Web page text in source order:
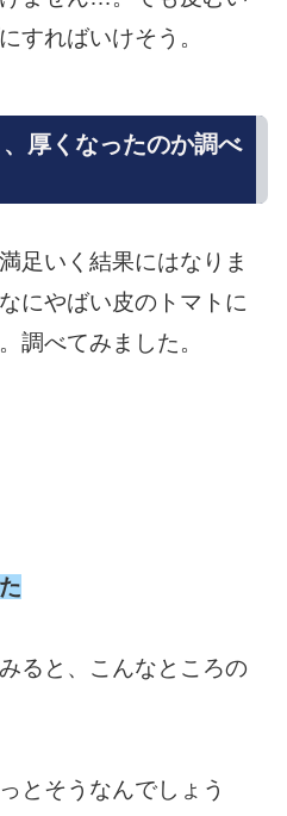
すればいけそう。
厚くなったのか調べ
足いく結果にはなりま
にやばい皮のトマトに
調べてみました。
ると、こんなところの
とそうなんでしょう